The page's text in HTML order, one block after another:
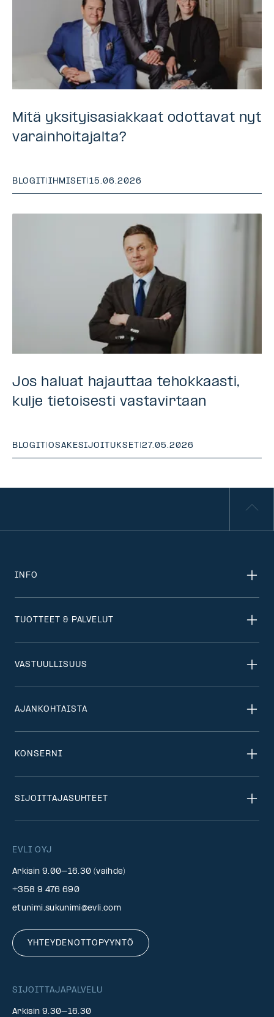
Mitä yksityisasiakkaat odottavat nyt
varainhoitajalta?
BLOGIT IHMISET |15.06.2026
Jos haluat hajauttaa tehokkaasti,
kulje tietoisesti vastavirtaan
BLOGIT |OSAKESIJOITUKSET |27.05.2026
EVLI OYJ
Arkisin 9.00–16.30 (vaihde)
+358 9 476 690
etunimi.sukunimi@evli.com
YHTEYDENOTTOPYYNTÖ
SIJOITTAJAPALVELU
Arkisin 9.30–16.30
INFO
TUOTTEET & PALVELUT
VASTUULLISUUS
AJANKOHTAISTA
KONSERNI
SIJOITTAJASUHTEET